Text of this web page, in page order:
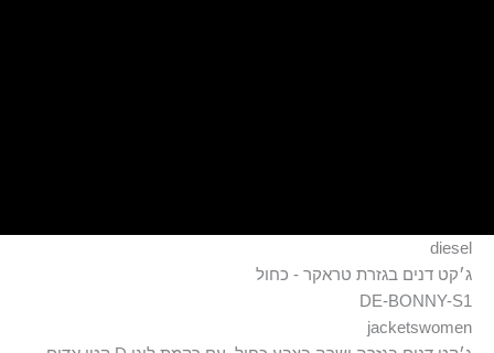
diesel
ג׳קט דנים בגזרת טראקר - כחול
DE-BONNY-S1
jacketswomen